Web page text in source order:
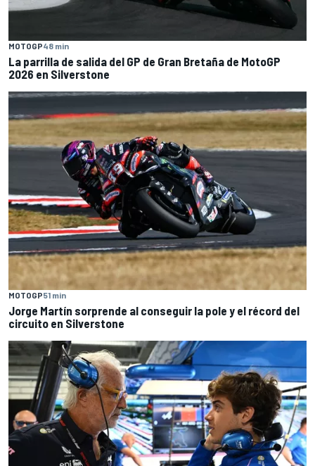
MOTOGP48 min
La parrilla de salida del GP de Gran Bretaña de MotoGP
2026 en Silverstone
MOTOGP51 min
Jorge Martín sorprende al conseguir la pole y el récord del
circuito en Silverstone